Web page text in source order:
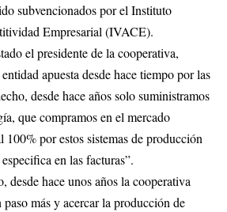
subvencionados por el Instituto
Empresarial (IVACE).
el presidente de la cooperativa,
apuesta desde hace tiempo por las
desde hace años solo suministramos
que compramos en el mercado
100% por estos sistemas de producción
en las facturas”.
desde hace unos años la cooperativa
más y acercar la producción de